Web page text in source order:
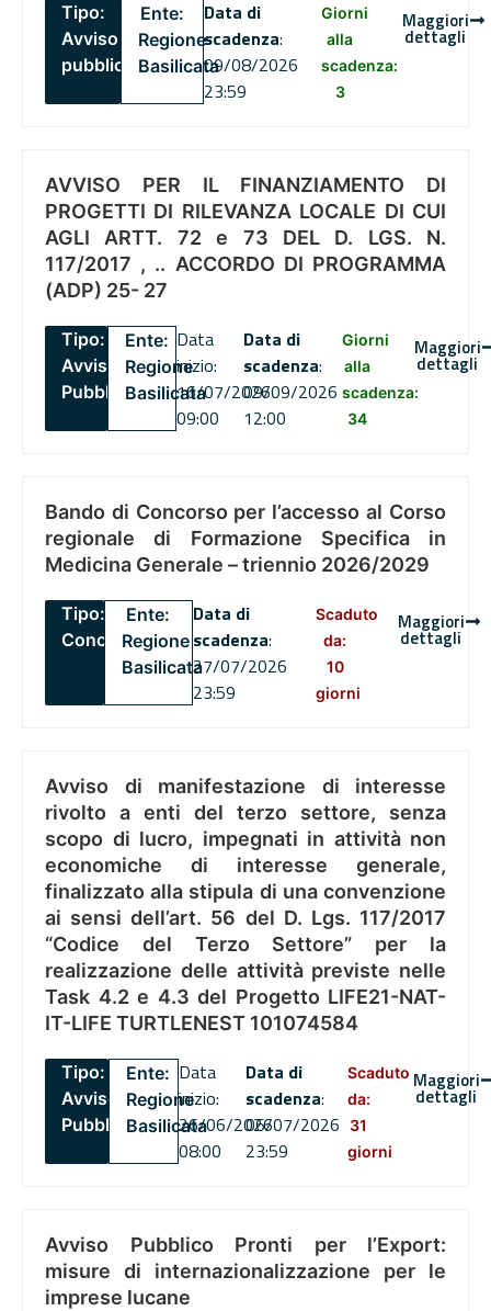
Tipo:
Avviso
pubblico
Ente:
Regione
Basilicata
Data di
scadenza:
09/08/2026
23:59
Giorni
alla
scadenza:
3
Maggiori
dettagli
AVVISO PER IL FINANZIAMENTO DI
PROGETTI DI RILEVANZA LOCALE DI CUI
AGLI ARTT. 72 e 73 DEL D. LGS. N.
117/2017 , .. ACCORDO DI PROGRAMMA
(ADP) 25- 27
Tipo:
Avviso
Pubblico
Ente:
Regione
Basilicata
Data
inizio:
16/07/2026
09:00
Data di
scadenza:
09/09/2026
12:00
Giorni
alla
scadenza:
34
Maggiori
dettagli
Bando di Concorso per l’accesso al Corso
regionale di Formazione Specifica in
Medicina Generale – triennio 2026/2029
Tipo:
Concorsi
Ente:
Regione
Basilicata
Data di
scadenza:
27/07/2026
23:59
Scaduto
da:
10
giorni
Maggiori
dettagli
Avviso di manifestazione di interesse
rivolto a enti del terzo settore, senza
scopo di lucro, impegnati in attività non
economiche di interesse generale,
finalizzato alla stipula di una convenzione
ai sensi dell’art. 56 del D. Lgs. 117/2017
“Codice del Terzo Settore” per la
realizzazione delle attività previste nelle
Task 4.2 e 4.3 del Progetto LIFE21-NAT-
IT-LIFE TURTLENEST 101074584
Tipo:
Avviso
Pubblico
Ente:
Regione
Basilicata
Data
inizio:
26/06/2026
08:00
Data di
scadenza:
06/07/2026
23:59
Scaduto
da:
31
giorni
Maggiori
dettagli
Avviso Pubblico Pronti per l’Export:
misure di internazionalizzazione per le
imprese lucane